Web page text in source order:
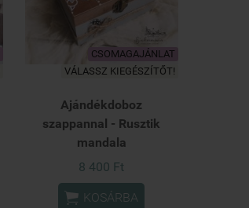
CSOMAGAJÁNLAT
VÁLASSZ KIEGÉSZÍTŐT!
Ajándékdoboz
szappannal - Rusztik
mandala
8 400 Ft
 KOSÁRBA